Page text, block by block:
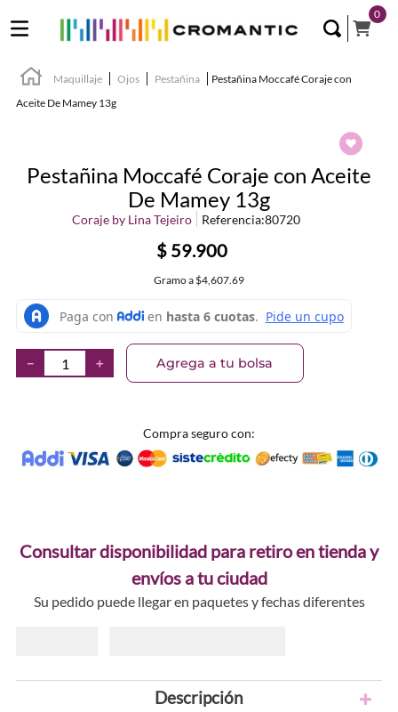
0
Maquillaje Ojos Pestañina
Pestañina Moccafé Coraje con
Aceite De Mamey 13g
Pestañina Moccafé Coraje con Aceite
De Mamey 13g
Coraje by Lina Tejeiro Referencia:80720
$ 59.900
Gramoa $4,607.69
＋
－ Agrega a tu bolsa
Compra seguro con:
Consultar disponibilidad para retiro en tienda y
envíos a tu ciudad
Su pedido puede llegar en paquetes y fechas diferentes
Descripción